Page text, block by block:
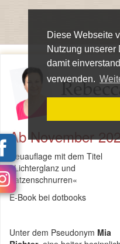
Diese Webseite
Nutzung unserer
damit
verwenden.
Ab November
Neuauflage mit dem Titel
»Lichterglanz und
Katzenschnurren«
E-Book bei dotbooks
Unter dem Pseudonym Mia